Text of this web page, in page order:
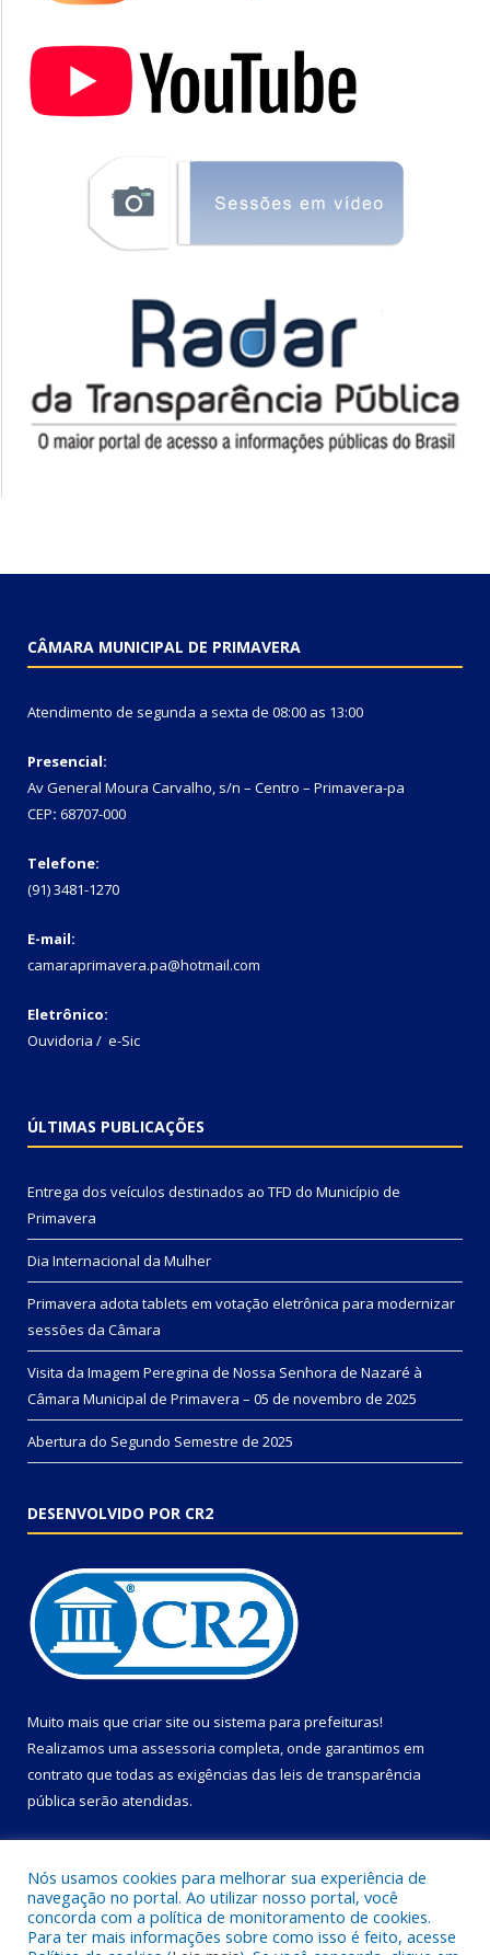
CÂMARA MUNICIPAL DE PRIMAVERA
Atendimento de segunda a sexta de 08:00 as 13:00
Presencial:
Av General Moura Carvalho, s/n – Centro – Primavera-pa
CEP: 68707-000
Telefone:
(91) 3481-1270
E-mail:
camaraprimavera.pa@hotmail.com
Eletrônico:
Ouvidoria / e-Sic
ÚLTIMAS PUBLICAÇÕES
Entrega dos veículos destinados ao TFD do Município de
Primavera
Dia Internacional da Mulher
Primavera adota tablets em votação eletrônica para modernizar
sessões da Câmara
Visita da Imagem Peregrina de Nossa Senhora de Nazaré à
Câmara Municipal de Primavera – 05 de novembro de 2025
Abertura do Segundo Semestre de 2025
DESENVOLVIDO POR CR2
Muito mais que criar site ou sistema para prefeituras!
Realizamos uma assessoria completa, onde garantimos em
contrato que todas as exigências das leis de transparência
pública serão atendidas.
Nós usamos cookies para melhorar sua experiência de
navegação no portal. Ao utilizar nosso portal, você
concorda com a política de monitoramento de cookies.
Para ter mais informações sobre como isso é feito, acesse